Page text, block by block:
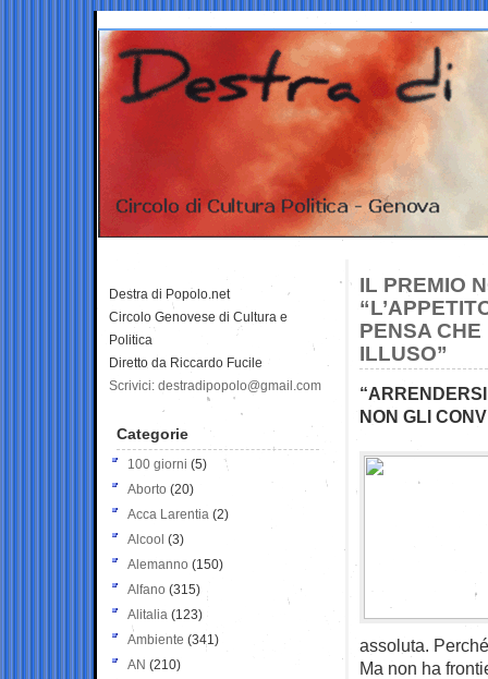
IL PREMIO
PENSA CHE
ILLUSO”
NON GLI
assoluta.
Ma non ha
Destra di Popolo.net
Circolo Genovese di Cultura e
Politica
Diretto da Riccardo Fucile
Scrivici: destradipopolo@gmail.com
Categorie
100 giorni (5)
Aborto (20)
Acca Larentia (2)
Alcool (3)
Alemanno (150)
Alfano (315)
Alitalia (123)
Ambiente (341)
AN (210)